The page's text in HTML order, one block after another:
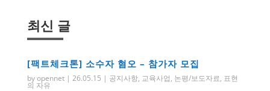
최신 글
[팩트체크톤] 소수자 혐오 – 참가자 모집
byopennet| 26.05.15 | 공지사항, 교육사업, 논평/보도자료, 표현
의 자유